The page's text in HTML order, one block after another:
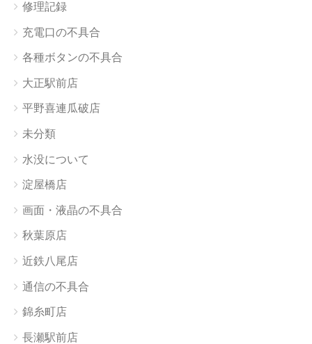
修理記録
充電口の不具合
各種ボタンの不具合
大正駅前店
平野喜連瓜破店
未分類
水没について
淀屋橋店
画面・液晶の不具合
秋葉原店
近鉄八尾店
通信の不具合
錦糸町店
長瀬駅前店